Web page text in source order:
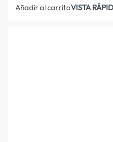
Añadir al carritoVISTA